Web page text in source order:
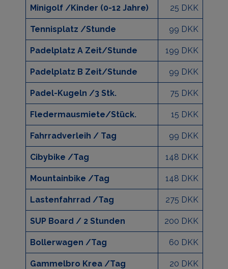
Minigolf /Kinder (0-12 Jahre) 25 DKK
Tennisplatz /Stunde 99 DKK
Padelplatz A Zeit/Stunde 199 DKK
Padelplatz B Zeit/Stunde 99 DKK
Padel-Kugeln /3 Stk. 75 DKK
Fledermausmiete/Stück. 15 DKK
Fahrradverleih / Tag 99 DKK
Cibybike /Tag 148 DKK
Mountainbike /Tag 148 DKK
Lastenfahrrad /Tag 275 DKK
SUP Board / 2 Stunden 200 DKK
Bollerwagen /Tag 60 DKK
Gammelbro Krea /Tag 20 DKK